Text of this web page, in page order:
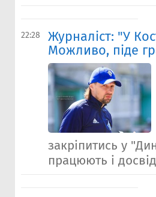
22:28
Журналіст: "У
Можливо, піде
закріпитись у
працюють і